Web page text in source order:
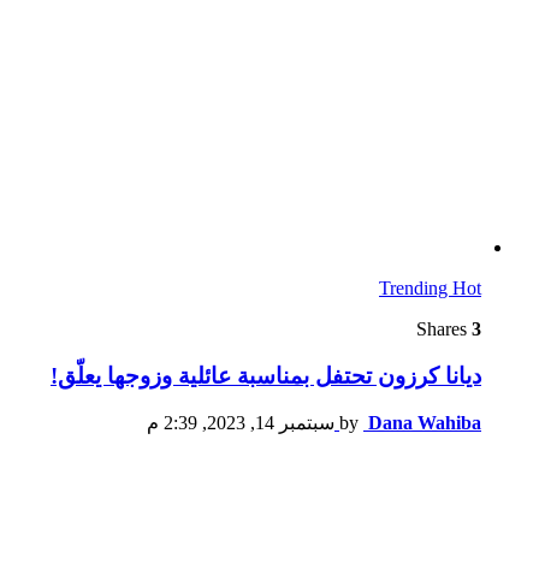
Trending Hot
3
ديانا كرزون تحتفل بمناسبة عائلية وزوجها يعلّق!
by Dana Wahiba سبتمبر 14, 2023, 2:39 م